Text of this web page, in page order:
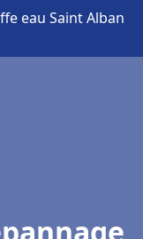
eau Saint Alban